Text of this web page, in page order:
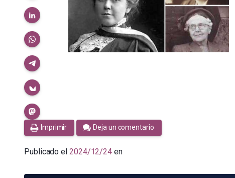
Imprimir Deja un comentario
Publicado el 2024/12/24 en